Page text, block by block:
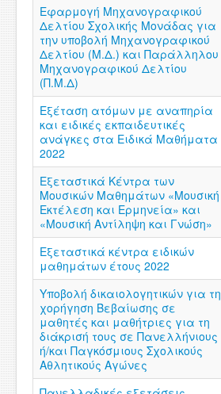
Εφαρμογή Μηχανογραφικού
Δελτίου Σχολικής Μονάδας για
την υποβολή Μηχανογραφικού
Δελτίου (Μ.Δ.) και Παράλληλου
Μηχανογραφικού Δελτίου
(Π.Μ.Δ)
Εξέταση ατόμων με αναπηρία
και ειδικές εκπαιδευτικές
ανάγκες στα Ειδικά Μαθήματα
2022
Εξεταστικά Κέντρα των
Μουσικών Μαθημάτων «Μουσική
Εκτέλεση και Ερμηνεία» και
«Μουσική Αντίληψη και Γνώση»
Εξεταστικά κέντρα ειδικών
μαθημάτων έτους 2022
Υποβολή δικαιολογητικών για τη
χορήγηση Βεβαίωσης σε
μαθητές και μαθήτριες για τη
διάκρισή τους σε Πανελλήνιους
ή/και Παγκόσμιους Σχολικούς
Αθλητικούς Αγώνες